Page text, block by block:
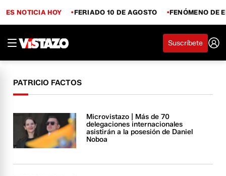
ES NOTICIA HOY FERIADO 10 DE AGOSTO FENÓMENO DE
Suscríbete
PATRICIO FACTOS
Microvistazo | Más de 70
delegaciones internacionales
asistirán a la posesión de Daniel
Noboa